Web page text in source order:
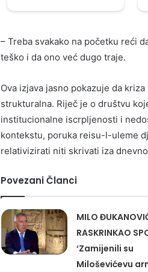
– Treba svakako na početku reći
teško i da ono već dugo traje.
Ova izjava jasno pokazuje da
strukturalna. Riječ je o društvu
institucionalne iscrpljenosti i
kontekstu, poruka reisu-l-uleme
relativizirati niti skrivati iza
Povezani Članci
MILO
RASKRINKAO
‘Zamijenili su
Miloševićevu